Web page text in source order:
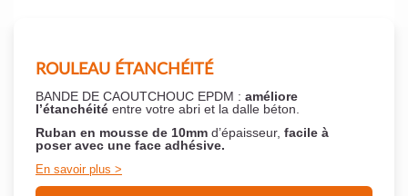
ROULEAU ÉTANCHÉITÉ
BANDE DE CAOUTCHOUC EPDM : améliore
l’étanchéité entre votre abri et la dalle béton.
Ruban en mousse de 10mm d’épaisseur, facile à
poser avec une face adhésive.
En savoir plus